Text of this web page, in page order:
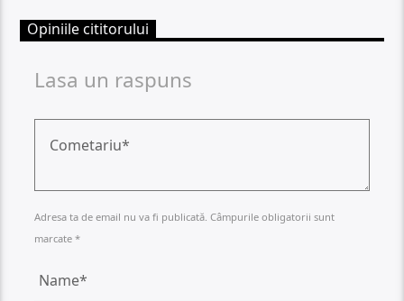
Opiniile cititorului
Lasa un raspuns
Adresa ta de email nu va fi publicată. Câmpurile obligatorii sunt
marcate *